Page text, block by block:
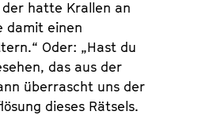
hatte Krallen an
damit einen
Oder: „Hast du
das aus der
überrascht uns der
dieses Rätsels.